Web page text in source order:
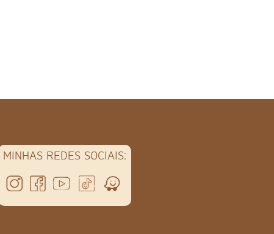
MINHAS REDES SOCIAIS: